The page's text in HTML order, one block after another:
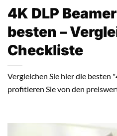
4K DLP
besten –
Checkliste
Vergleichen Sie hier die besten
profitieren Sie von den